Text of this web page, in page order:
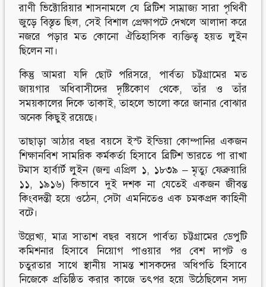
রাণী ভিক্টোরিয়ার শাসনামলে যে ব্রিটিশ সাম্রাজ্য সারা পৃথিবী
জুড়ে বিস্তৃত ছিল, সেই বিশাল প্রেক্ষাপটে দেখলে আলাদা করে
নজরে পড়ার মত কোনো ঐতিহাসিক ব্যক্তিত্ব হয়ত লুইন
ছিলেন না।
কিন্তু আমরা যদি ছোট পরিসরে, পার্বত্য চট্টগ্রামের মত
জায়গার অধিবাসীদের দৃষ্টিকোণ থেকে, তাঁর ও তাঁর
সময়কালের দিকে তাকাই, তাহলে ভালো করে জানার বোঝার
অনেক কিছুই রয়েছে।
তাছাড়া আঠার বছর বয়সে ইস্ট ইন্ডিয়া কোম্পানির একজন
শিক্ষানবিশ সামরিক কর্মকর্তা হিসাবে ব্রিটিশ ভারতে পা রাখা
টমাস হার্বার্ট লুইন (জন্ম এপ্রিল ১, ১৮৩৯ – মৃত্যু ফেব্রুয়ারি
১১, ১৯১৬) কিভাবে দুই দশক না যেতেই একজন জীবন্ত
কিংবদন্তী হয়ে ওঠেন, সেটা এমনিতেও এক চমকপ্রদ কাহিনী
বটে।
উল্লেখ্য, মাত্র সাতাশ বছর বয়সে পার্বত্য চট্টগ্রামের ডেপুটি
কমিশনার হিসাবে নিয়োগ পাওয়ার পর বেশ দাপট ও
চতুরতার সাথে স্থানীয় সামন্ত শাসকদের অধিপতি হিসাবে
নিজেকে প্রতিষ্ঠিত করার কাজে তৎপর হয়ে উঠেছিলেন সদ্য